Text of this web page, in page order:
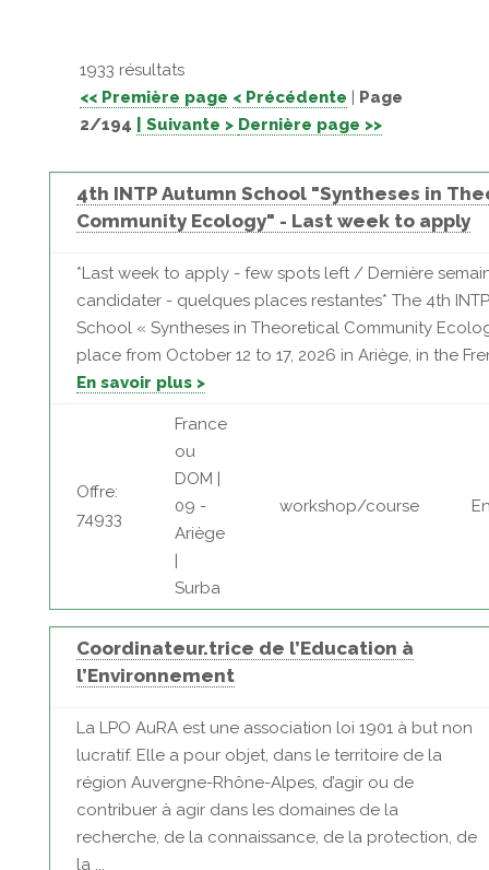
1933 résultats
<< Première page < Précédente | Page
2/194
| Suivante > Dernière page >>
4th INTP Autumn School "Syntheses in
Community Ecology" - Last week to apply
*Last week to apply - few spots left / Dernière
candidater - quelques places restantes* The 4th
School « Syntheses in Theoretical Community
place from October 12 to 17, 2026 in Ariège, in the
En savoir plus >
Offre:
74933
France
ou
DOM |
09 -
Ariège
|
Surba
workshop/course
Coordinateur.trice de l’Education à
l’Environnement
La LPO AuRA est une association loi 1901 à but non
lucratif. Elle a pour objet, dans le territoire de la
région Auvergne-Rhône-Alpes, d’agir ou de
contribuer à agir dans les domaines de la
recherche, de la connaissance, de la protection, de
la ...